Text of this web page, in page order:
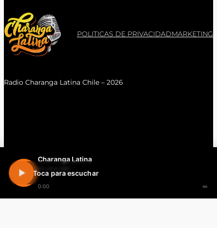
Charanga Latina
En vivo 24h
0:00 ∞
Toca para escuchar
POLITICAS DE PRIVACIDADMARKETING
Radio Charanga Latina Chile – 2026